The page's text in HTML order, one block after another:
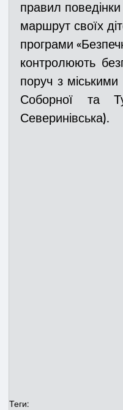
правил
маршрут своїх
програми
контролюють
поруч з
Соборної та
Северинівська).
Теги: